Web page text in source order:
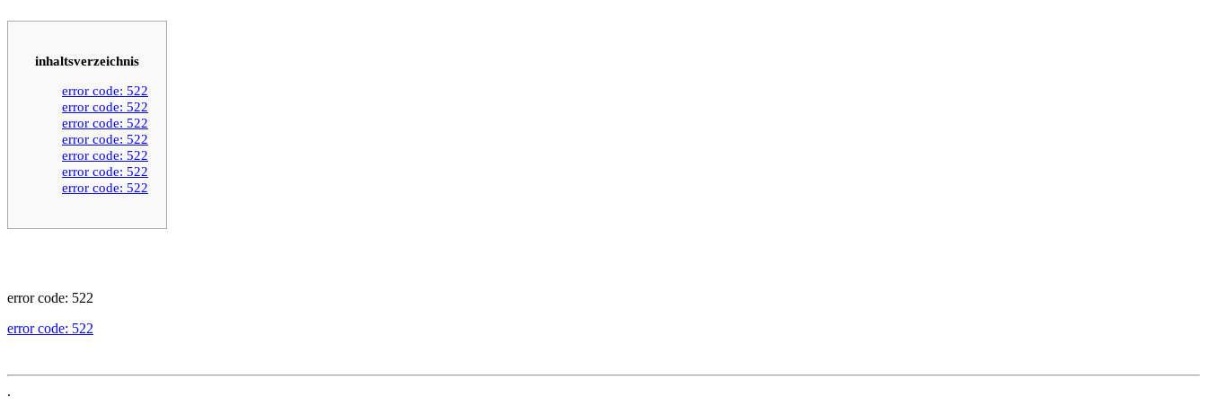
inhaltsverzeichnis
error code: 522
error code: 522
error code: 522
error code: 522
error code: 522
error code: 522
error code: 522
error code: 522
error code: 522
.